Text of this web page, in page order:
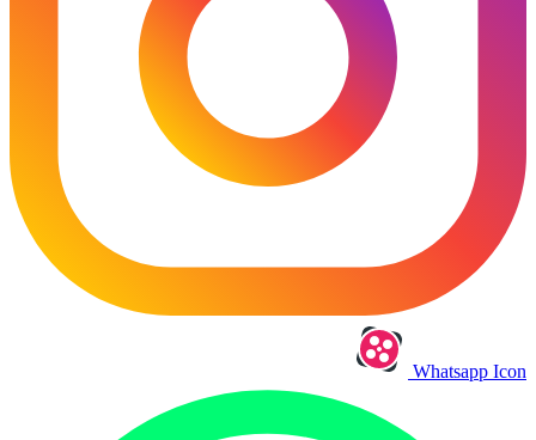
Whatsapp Icon